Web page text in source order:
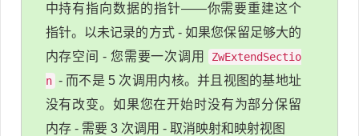
中持有指向数据的指针——你需要重建这个
指针。以未记录的方式 - 如果您保留足够大的
内存空间 - 您需要一次调用
ZwExtendSectio
n - 而不是 5 次调用内核。并且视图的基地址
没有改变。如果您在开始时没有为部分保留
内存 - 需要 3 次调用 - 取消映射和映射视图